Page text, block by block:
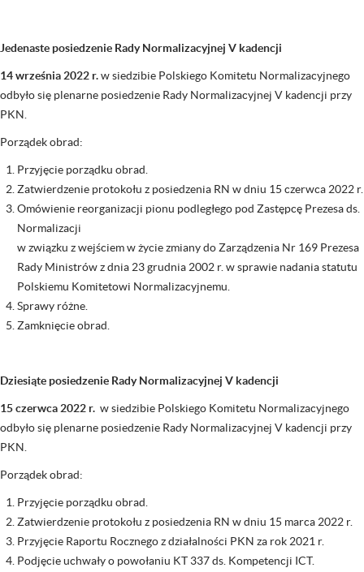
Jedenaste posiedzenie Rady Normalizacyjnej V kadencji
14 września 2022 r.w siedzibie Polskiego Komitetu Normalizacyjnego
odbyło się plenarne posiedzenie Rady Normalizacyjnej V kadencji przy
PKN.
Porządek obrad:
Przyjęcie porządku obrad.
Zatwierdzenie protokołu z posiedzenia RN w dniu 15 czerwca 2022 r.
Omówienie reorganizacji pionu podległego pod Zastępcę Prezesa ds.
Normalizacji
w związku z wejściem w życie zmiany do Zarządzenia Nr 169 Prezesa
Rady Ministrów z dnia 23 grudnia 2002 r. w sprawie nadania statutu
Polskiemu Komitetowi Normalizacyjnemu.
Sprawy różne.
Zamknięcie obrad.
Dziesiąte posiedzenie Rady Normalizacyjnej V kadencji
15 czerwca 2022 r. w siedzibie Polskiego Komitetu Normalizacyjnego
odbyło się plenarne posiedzenie Rady Normalizacyjnej V kadencji przy
PKN.
Porządek obrad:
Przyjęcie porządku obrad.
Zatwierdzenie protokołu z posiedzenia RN w dniu 15 marca 2022 r.
Przyjęcie Raportu Rocznego z działalności PKN za rok 2021 r.
Podjęcie uchwały o powołaniu KT 337 ds. Kompetencji ICT.